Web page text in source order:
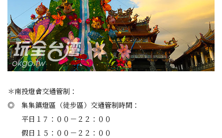
＊南投燈會交通管制：
◎ 集集鎮燈區（徒步區）交通管制時間：
平日１７：００－２２：００
假日１５：００－２２：００